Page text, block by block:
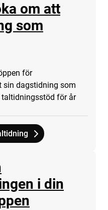
om att
som
för
sin dagstidning som
för år
kan du ansöka om att ge
i din